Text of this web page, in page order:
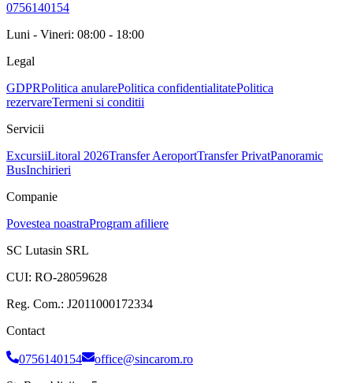
0756140154
Luni - Vineri: 08:00 - 18:00
Legal
GDPRPolitica anularePolitica confidentialitatePolitica
rezervareTermeni si conditii
Servicii
ExcursiiLitoral 2026Transfer AeroportTransfer PrivatPanoramic
BusInchirieri
Companie
Povestea noastraProgram afiliere
SC Lutasin SRL
CUI: RO-28059628
Reg. Com.: J2011000172334
Contact
0756140154
office@sincarom.ro